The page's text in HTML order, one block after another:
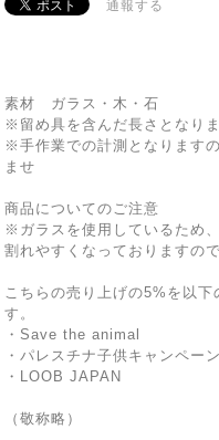
通報する
素材 ガラス・木・石
※留め具を含んだ長さとなり
※手作業での計測となります
ませ
商品についてのご注意
※ガラスを使用しているため
割れやすくなっておりますの
こちらの売り上げの5%を以
す。
・Save the animal
・パレスチナ子供キャンペー
・LOOB JAPAN
（敬称略）